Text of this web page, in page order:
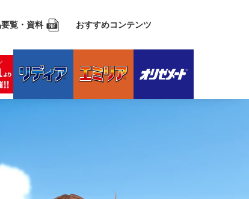
覧・資料 おすすめコンテンツ